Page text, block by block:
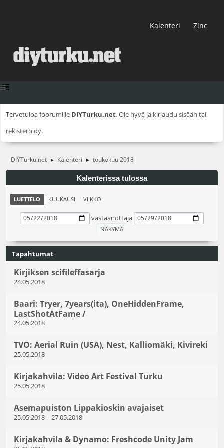
Kalenteri Zine
Tervetuloa foorumille DIYTurku.net. Ole hyvä ja kirjaudu sisään tai
rekisteröidy.
DIYTurku.net ► Kalenteri ► toukokuu 2018
Kalenterissa tulossa
LUETTELO KUUKAUSI VIIKKO
vastaanottaja
Tapahtumat
Kirjiksen scifileffasarja
24.05.2018
Baari: Tryer, 7years(ita), OneHiddenFrame,
LastShotAtFame /
24.05.2018
TVO: Aerial Ruin (USA), Nest, Kalliomäki, Kivireki
25.05.2018
Kirjakahvila: Video Art Festival Turku
25.05.2018
Asemapuiston Lippakioskin avajaiset
25.05.2018– 27.05.2018
Kirjakahvila & Dynamo: Freshcode Unity Jam